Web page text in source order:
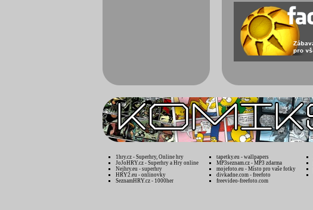
1hry.cz - Superhry, Online hry
JoJoHRY.cz - Superhry a Hry online
Nejhry.eu - superhry
HRY2.eu - onlinovky
SeznamHRY.cz - 1000her
tapetky.eu - wallpapers
MP3seznam.cz - MP3 zdarma
mojefoto.eu - Místo pro vaše fotky
divkadne.com - freefoto
freevideo-freefoto.com